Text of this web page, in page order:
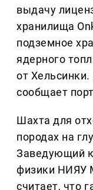
выдачу
хранилища
подземное
ядерного
от
сообщает
Шахта для
породах на
Заведующий
физики НИЯУ
считает, что